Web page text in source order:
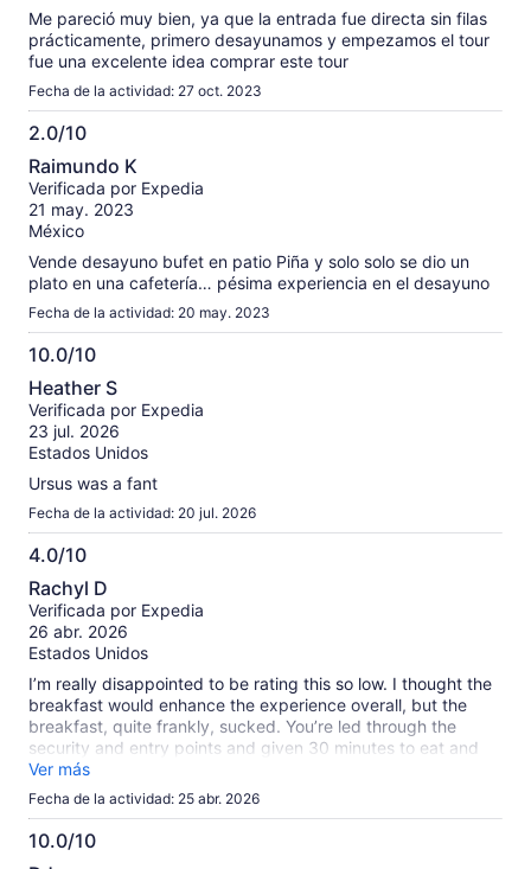
Me pareció muy bien, ya que la entrada fue directa sin filas
prácticamente, primero desayunamos y empezamos el tour
fue una excelente idea comprar este tour
Fecha de la actividad: 27 oct. 2023
2.0/10
2.0
de
10
Raimundo K
Verificada por Expedia
21 may. 2023
México
Vende desayuno bufet en patio Piña y solo solo se dio un
plato en una cafetería… pésima experiencia en el desayuno
Fecha de la actividad: 20 may. 2023
10.0/10
10.0
de
10
Heather S
Verificada por Expedia
23 jul. 2026
Estados Unidos
Ursus was a fant
Fecha de la actividad: 20 jul. 2026
4.0/10
4.0
de
10
Rachyl D
Verificada por Expedia
26 abr. 2026
Estados Unidos
I’m really disappointed to be rating this so low. I thought the
breakfast would enhance the experience overall, but the
breakfast, quite frankly, sucked. You’re led through the
security and entry points and given 30 minutes to eat and
use restroom before starting which seemed reasonable. I
was a table of 1, and the breakfast itself was all premade
you’re nearly invisible. After 20 minutes of near begging
around 4 staff members (all of them unfriendly and
Ver más
Fecha de la actividad: 25 abr. 2026
10.0/10
10.0